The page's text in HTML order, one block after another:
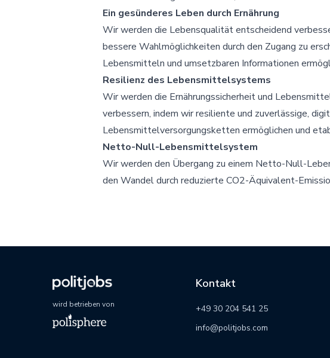
Ein gesünderes Leben durch Ernährung
Wir werden die Lebensqualität entscheidend
bessere Wahlmöglichkeiten durch den Zugang zu
Lebensmitteln und umsetzbaren Informationen
Resilienz des Lebensmittelsystems
Wir werden die Ernährungssicherheit und
verbessern, indem wir resiliente und zuverlässige,
Lebensmittelversorgungsketten ermöglichen und
Netto-Null-Lebensmittelsystem
Wir werden den Übergang zu einem Netto-Null-
den Wandel durch reduzierte CO2-Äquivalent-
wird betrieben von
Kontakt
+49 30 204 541 25
info@politjobs.com